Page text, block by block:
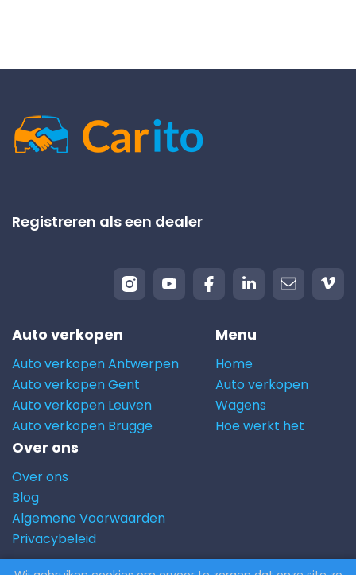
Registreren als een dealer
Auto verkopen
Auto verkopen Antwerpen
Auto verkopen Gent
Auto verkopen Leuven
Auto verkopen Brugge
Menu
Home
Auto verkopen
Wagens
Hoe werkt het
Over ons
Over ons
Blog
Algemene Voorwaarden
Privacybeleid